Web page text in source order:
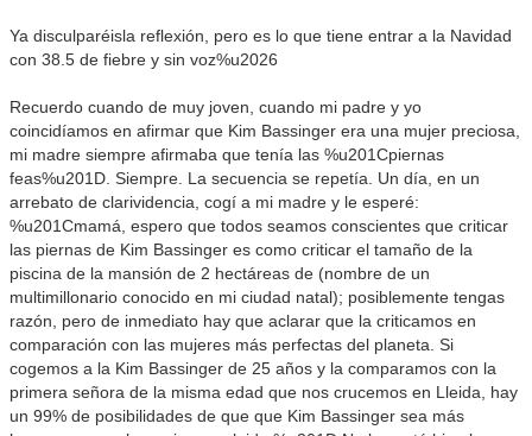
Ya disculparéisla reflexión, pero es lo que tiene entrar a la Navidad
con 38.5 de fiebre y sin voz%u2026
Recuerdo cuando de muy joven, cuando mi padre y yo
coincidíamos en afirmar que Kim Bassinger era una mujer preciosa,
mi madre siempre afirmaba que tenía las %u201Cpiernas
feas%u201D. Siempre. La secuencia se repetía. Un día, en un
arrebato de clarividencia, cogí a mi madre y le esperé:
%u201Cmamá, espero que todos seamos conscientes que criticar
las piernas de Kim Bassinger es como criticar el tamaño de la
piscina de la mansión de 2 hectáreas de (nombre de un
multimillonario conocido en mi ciudad natal); posiblemente tengas
razón, pero de inmediato hay que aclarar que la criticamos en
comparación con las mujeres más perfectas del planeta. Si
cogemos a la Kim Bassinger de 25 años y la comparamos con la
primera señora de la misma edad que nos crucemos en Lleida, hay
un 99% de posibilidades de que que Kim Bassinger sea más